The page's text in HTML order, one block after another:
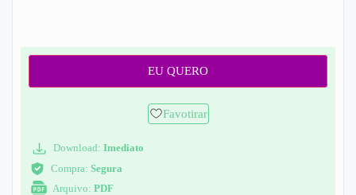
EU QUERO
Favotirar
Download: Imediato
Compra: Segura
Arquivo: PDF